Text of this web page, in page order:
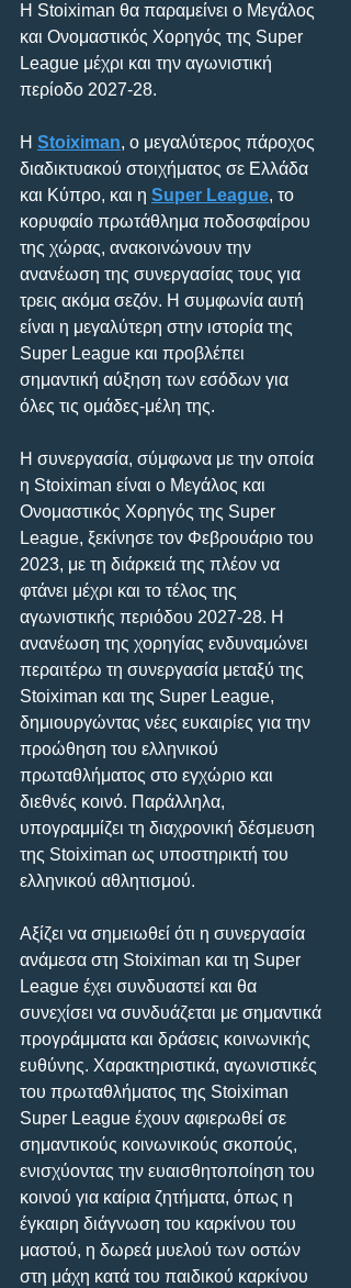
Η Stoiximan θα παραμείνει ο Μεγάλος
και Ονομαστικός Χορηγός της Super
League μέχρι και την αγωνιστική
περίοδο 2027-28.
Η Stoiximan, ο μεγαλύτερος πάροχος
διαδικτυακού στοιχήματος σε Ελλάδα
και Κύπρο, και η Super League, το
κορυφαίο πρωτάθλημα ποδοσφαίρου
της χώρας, ανακοινώνουν την
ανανέωση της συνεργασίας τους για
τρεις ακόμα σεζόν. Η συμφωνία αυτή
είναι η μεγαλύτερη στην ιστορία της
Super League και προβλέπει
σημαντική αύξηση των εσόδων για
όλες τις ομάδες-μέλη της.
Η συνεργασία, σύμφωνα με την οποία
η Stoiximan είναι ο Μεγάλος και
Ονομαστικός Χορηγός της Super
League, ξεκίνησε τον Φεβρουάριο του
2023, με τη διάρκειά της πλέον να
φτάνει μέχρι και το τέλος της
αγωνιστικής περιόδου 2027-28. Η
ανανέωση της χορηγίας ενδυναμώνει
περαιτέρω τη συνεργασία μεταξύ της
Stoiximan και της Super League,
δημιουργώντας νέες ευκαιρίες για την
προώθηση του ελληνικού
πρωταθλήματος στο εγχώριο και
διεθνές κοινό. Παράλληλα,
υπογραμμίζει τη διαχρονική δέσμευση
της Stoiximan ως υποστηρικτή του
ελληνικού αθλητισμού.
Αξίζει να σημειωθεί ότι η συνεργασία
ανάμεσα στη Stoiximan και τη Super
League έχει συνδυαστεί και θα
συνεχίσει να συνδυάζεται με σημαντικά
προγράμματα και δράσεις κοινωνικής
ευθύνης. Χαρακτηριστικά, αγωνιστικές
του πρωταθλήματος της Stoiximan
Super League έχουν αφιερωθεί σε
σημαντικούς κοινωνικούς σκοπούς,
ενισχύοντας την ευαισθητοποίηση του
κοινού για καίρια ζητήματα, όπως η
έγκαιρη διάγνωση του καρκίνου του
μαστού, η δωρεά μυελού των οστών
στη μάχη κατά του παιδικού καρκίνου